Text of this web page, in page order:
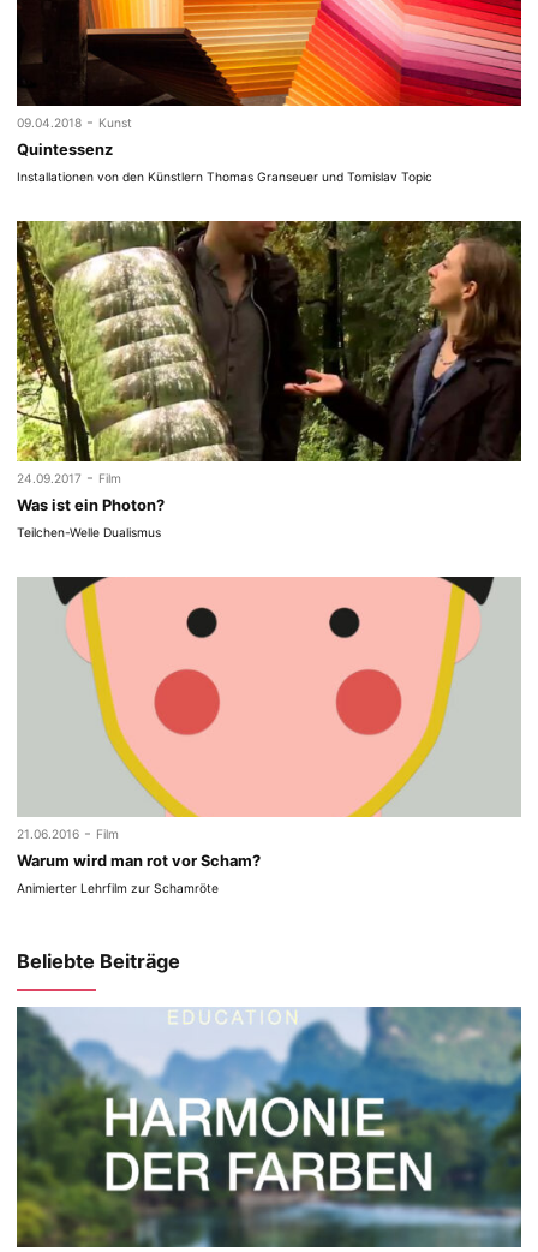
09.04.2018 - Kunst
Quintessenz
Installationen von den Künstlern Thomas Granseuer und Tomislav Topic
24.09.2017 - Film
Was ist ein Photon?
Teilchen-Welle Dualismus
21.06.2016 - Film
Warum wird man rot vor Scham?
Animierter Lehrfilm zur Schamröte
Beliebte Beiträge